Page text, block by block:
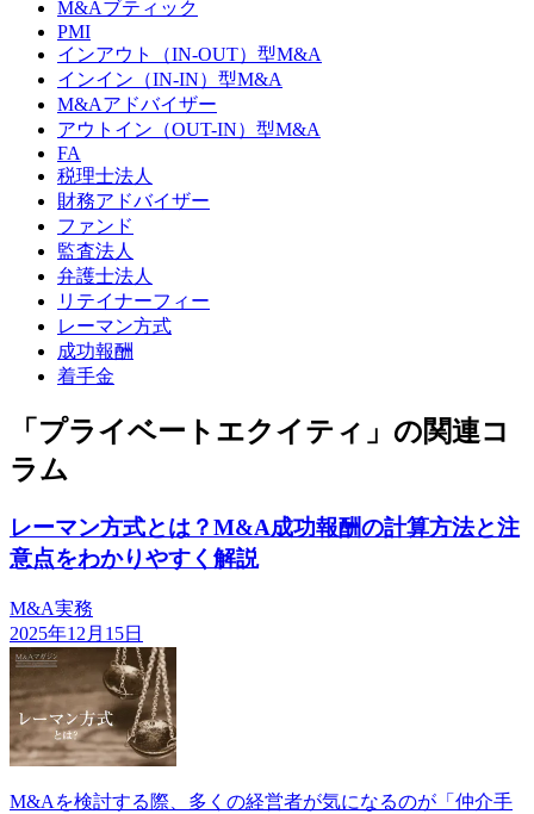
M&Aブティック
PMI
インアウト（IN-OUT）型M&A
インイン（IN-IN）型M&A
M&Aアドバイザー
アウトイン（OUT-IN）型M&A
FA
税理士法人
財務アドバイザー
ファンド
監査法人
弁護士法人
リテイナーフィー
レーマン方式
成功報酬
着手金
「プライベートエクイティ」の関連コ
ラム
レーマン方式とは？M&A成功報酬の計算方法と注
意点をわかりやすく解説
M&A実務
2025年12月15日
M&Aを検討する際、多くの経営者が気になるのが「仲介手